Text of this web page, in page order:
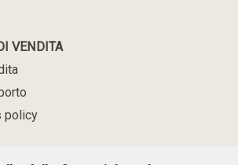
VENDITA
policy